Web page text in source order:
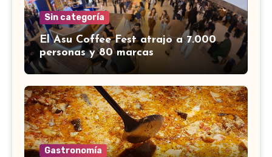
Sin categoría
El Asu Coffee Fest atrajo a 7.000
personas y 80 marcas
Gastronomía